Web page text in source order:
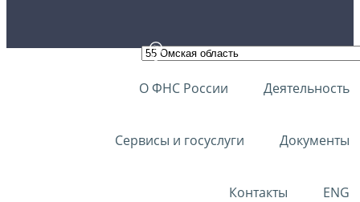
О ФНС России Деятельность
Сервисы и госуслуги Документы
Контакты ENG